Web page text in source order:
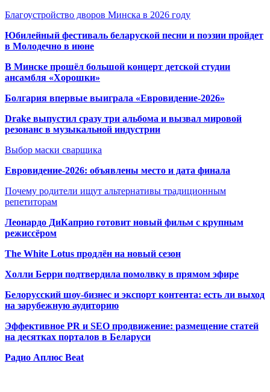
Благоустройство дворов Минска в 2026 году
Юбилейный фестиваль беларуской песни и поэзии пройдет
в Молодечно в июне
В Минске прошёл большой концерт детской студии
ансамбля «Хорошки»
Болгария впервые выиграла «Евровидение-2026»
Drake выпустил сразу три альбома и вызвал мировой
резонанс в музыкальной индустрии
Выбор маски сварщика
Евровидение-2026: объявлены место и дата финала
Почему родители ищут альтернативы традиционным
репетиторам
Леонардо ДиКаприо готовит новый фильм с крупным
режиссёром
The White Lotus продлён на новый сезон
Холли Берри подтвердила помолвку в прямом эфире
Белорусский шоу-бизнес и экспорт контента: есть ли выход
на зарубежную аудиторию
Эффективное PR и SEO продвижение: размещение статей
на десятках порталов в Беларуси
Радио Аплюс Beat